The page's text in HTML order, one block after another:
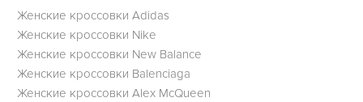
Женские кроссовки Adidas
Женские кроссовки Nike
Женские кроссовки New Balance
Женские кроссовки Balenciaga
Женские кроссовки Alex McQueen